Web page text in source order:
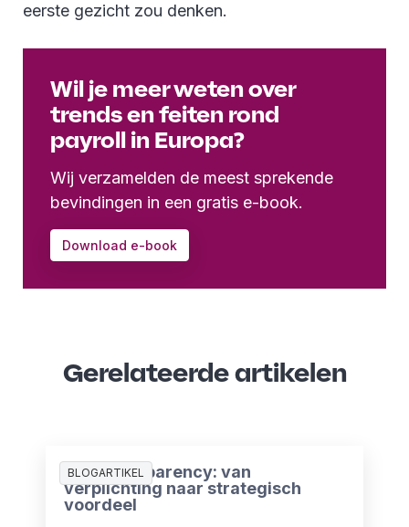
eerste gezicht zou denken.
Wil je meer weten over
trends en feiten rond
payroll in Europa?
Wij verzamelden de meest sprekende
bevindingen in een gratis e-book.
Download e-book
Gerelateerde artikelen
BLOGARTIKEL
Pay Transparency: van
verplichting naar strategisch
voordeel